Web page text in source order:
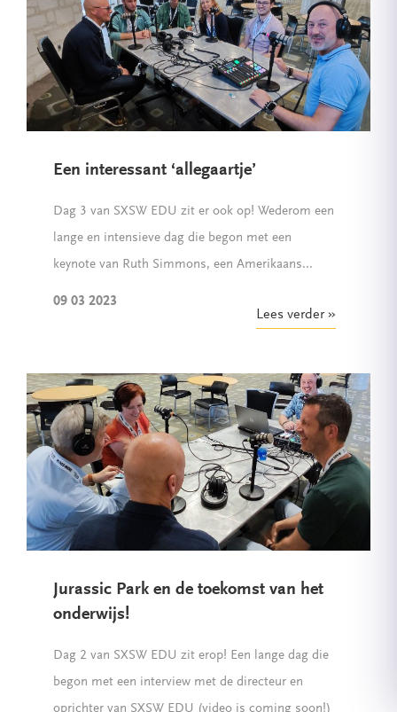
Een interessant ‘allegaartje’
Dag 3 van SXSW EDU zit er ook op! Wederom een
lange en intensieve dag die begon met een
keynote van Ruth Simmons, een Amerikaans...
09 03 2023
Lees verder
Jurassic Park en de toekomst van het
onderwijs!
Dag 2 van SXSW EDU zit erop! Een lange dag die
begon met een interview met de directeur en
oprichter van SXSW EDU (video is coming soon!)